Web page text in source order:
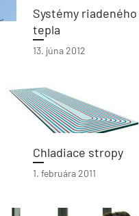
Systémy
tepla
13. júna 2012
Chladiace stropy
1. februára 2011